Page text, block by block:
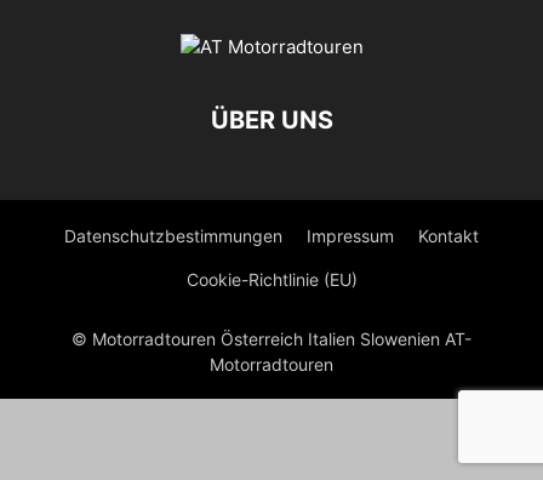
ÜBER UNS
Datenschutzbestimmungen Impressum Kontakt
Cookie-Richtlinie (EU)
© Motorradtouren Österreich Italien Slowenien AT-
Motorradtouren